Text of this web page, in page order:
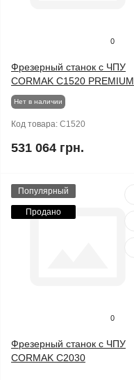
0
Фрезерный станок с ЧПУ
CORMAK C1520 PREMIUM
Нет в наличии
Код товара: C1520
531 064 грн.
Популярный
Продано
0
Фрезерный станок с ЧПУ
CORMAK C2030